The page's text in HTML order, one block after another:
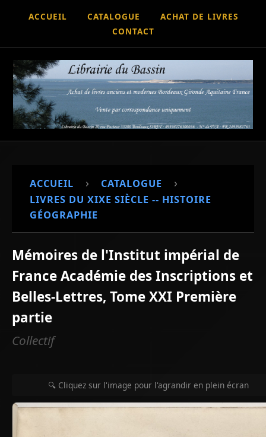
ACCUEIL CATALOGUE
ACHAT DE LIVRES
CONTACT
ACCUEIL › CATALOGUE ›
LIVRES DU XIXE SIÈCLE -- HISTOIRE
GÉOGRAPHIE
Mémoires de l'Institut impérial de
France Académie des Inscriptions et
Belles-Lettres, Tome XXI Première
partie
Collectif
🔍 Cliquez sur l'image pour l'agrandir en plein écran